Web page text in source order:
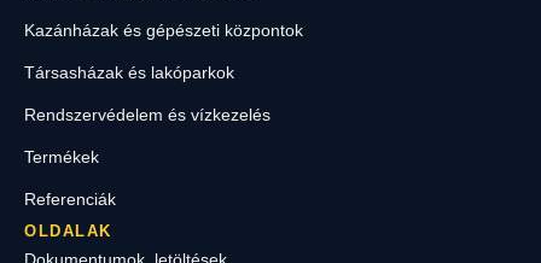
Kazánházak és gépészeti központok
Társasházak és lakóparkok
Rendszervédelem és vízkezelés
Termékek
Referenciák
OLDALAK